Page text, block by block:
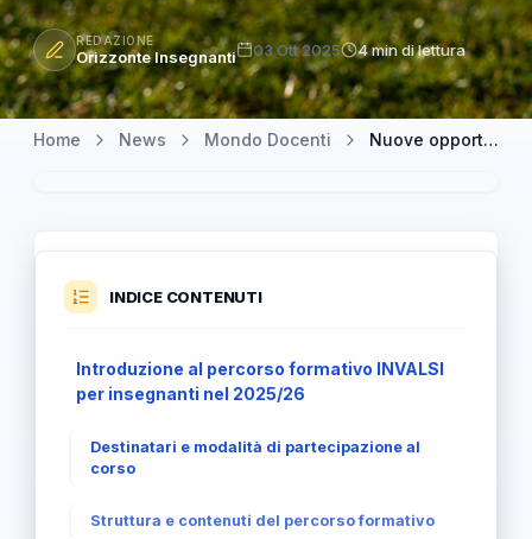
REDAZIONE
Orizzonte Insegnanti 03 Ott 2025 4 min di lettura
Home News Mondo Docenti Nuove opportunità di formazione per docenti: iscriviti alle due edizioni del corso INVALSI dal 6 ottobre
INDICE CONTENUTI
Introduzione al percorso formativo INVALSI
per insegnanti nel 2025/26
Destinatari e modalità di partecipazione al
corso
Struttura e contenuti del percorso formativo